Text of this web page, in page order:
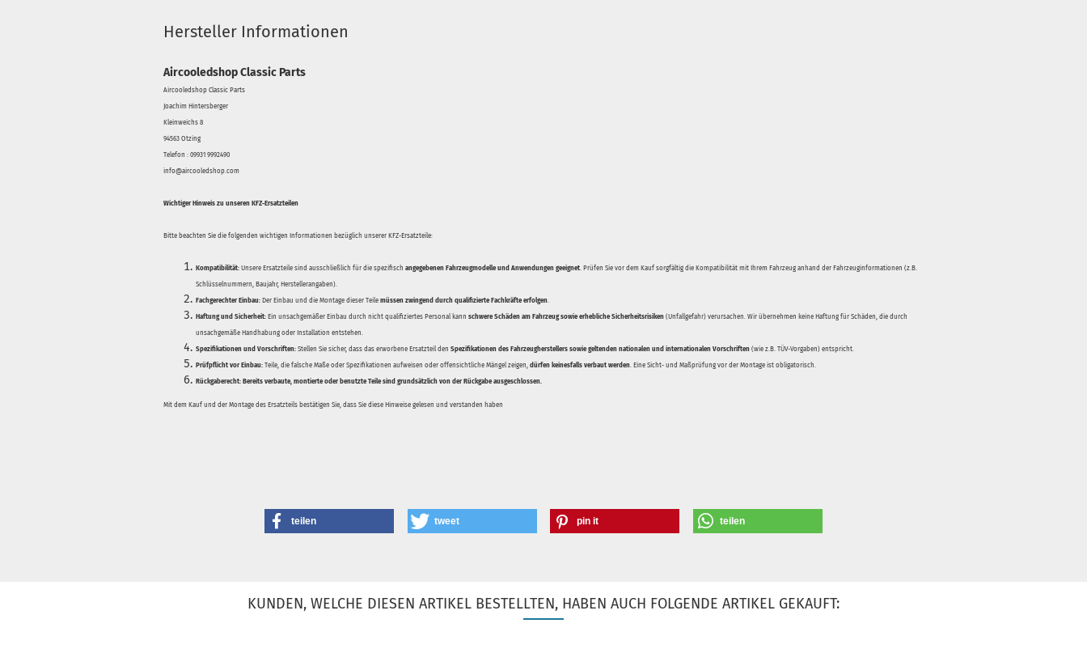
Hersteller Informationen
Aircooledshop Classic Parts
Aircooledshop Classic Parts
Joachim Hintersberger
Kleinweichs 8
94563 Otzing
Telefon : 09931 9992490
info@aircooledshop.com
Wichtiger Hinweis zu unseren KFZ-Ersatzteilen
Bitte beachten Sie die folgenden wichtigen Informationen bezüglich unserer KFZ-Ersatzteile:
Kompatibilität: Unsere Ersatzteile sind ausschließlich für die spezifisch angegebenen Fahrzeugmodelle und Anwendungen geeignet. Prüfen Sie vor dem Kauf sorgfältig die Kompatibilität mit Ihrem Fahrzeug anhand der Fahrzeuginformationen (z.B.
Schlüsselnummern, Baujahr, Herstellerangaben).
Fachgerechter Einbau: Der Einbau und die Montage dieser Teile müssen zwingend durch qualifizierte Fachkräfte erfolgen.
Haftung und Sicherheit: Ein unsachgemäßer Einbau durch nicht qualifiziertes Personal kann schwere Schäden am Fahrzeug sowie erhebliche Sicherheitsrisiken (Unfallgefahr) verursachen. Wir übernehmen keine Haftung für Schäden, die durch
unsachgemäße Handhabung oder Installation entstehen.
Spezifikationen und Vorschriften: Stellen Sie sicher, dass das erworbene Ersatzteil den Spezifikationen des Fahrzeugherstellers sowie geltenden nationalen und internationalen Vorschriften (wie z.B. TÜV-Vorgaben) entspricht.
Prüfpflicht vor Einbau: Teile, die falsche Maße oder Spezifikationen aufweisen oder offensichtliche Mängel zeigen, dürfen keinesfalls verbaut werden. Eine Sicht- und Maßprüfung vor der Montage ist obligatorisch.
Rückgaberecht: Bereits verbaute, montierte oder benutzte Teile sind grundsätzlich von der Rückgabe ausgeschlossen.
Mit dem Kauf und der Montage des Ersatzteils bestätigen Sie, dass Sie diese Hinweise gelesen und verstanden haben
teilen tweet pin it teilen
KUNDEN, WELCHE DIESEN ARTIKEL BESTELLTEN, HABEN AUCH FOLGENDE ARTIKEL GEKAUFT: